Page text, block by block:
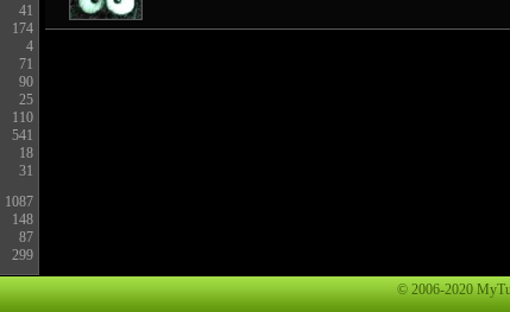
41
174
4
71
90
25
110
541
18
31
1087
148
87
299
© 2006-2020